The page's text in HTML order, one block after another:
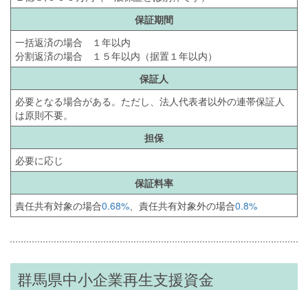
保証期間
一括返済の場合 １年以内
分割返済の場合 １５年以内（据置１年以内）
保証人
必要となる場合がある。ただし、法人代表者以外の連帯保証人
は原則不要。
担保
必要に応じ
保証料率
責任共有対象の場合0.68% 、責任共有対象外の場合0.8%
群馬県中小企業再生支援資金